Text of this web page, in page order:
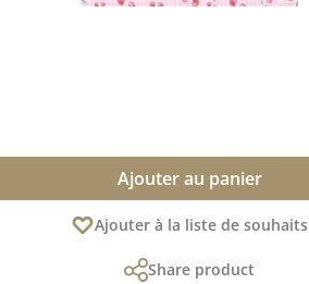
Ajouter au panier
Ajouter à la liste de souhaits
Share product